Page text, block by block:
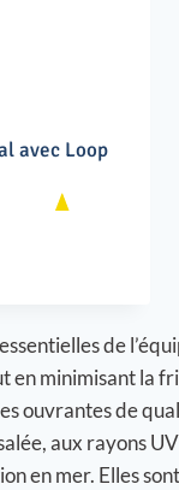
avec Loop
de
en minimisant la
ouvrantes de
aux rayons
en mer. Elles